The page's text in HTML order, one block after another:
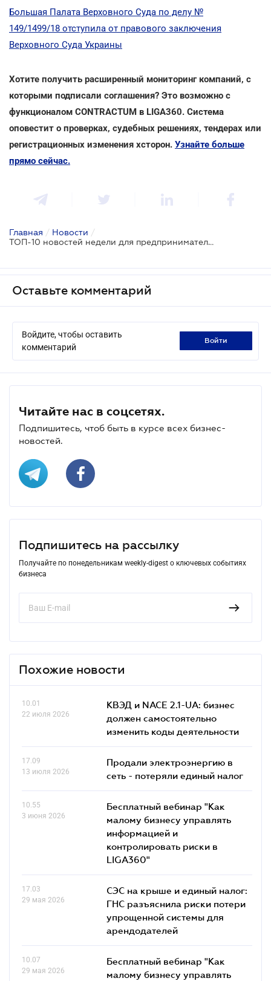
Большая Палата Верховного Суда по делу №
149/1499/18 отступила от правового заключения
Верховного Суда Украины
Хотите получить расширенный мониторинг компаний, с
которыми подписали соглашения? Это возможно с
функционалом CONTRACTUM в LIGA360. Система
оповестит о проверках, судебных решениях, тендерах или
регистрационных изменения хсторон. Узнайте больше
прямо сейчас.
Главная / Новости /
ТОП-10 новостей недели для предпринимателей
Оставьте комментарий
Войдите, чтобы оставить
комментарий
войти
Читайте нас в соцсетях.
Подпишитесь, чтоб быть в курсе всех бизнес-
новостей.
Подпишитесь на рассылку
Получайте по понедельникам weekly-digest о ключевых событиях
бизнеса
Похожие новости
10.01
22 июля 2026
КВЭД и NACE 2.1-UA: бизнес
должен самостоятельно
изменить коды деятельности
17.09
13 июля 2026
Продали электроэнергию в
сеть - потеряли единый налог
10.55
3 июня 2026
Бесплатный вебинар "Как
малому бизнесу управлять
информацией и
контролировать риски в
LIGA360"
17.03
29 мая 2026
СЭС на крыше и единый налог:
ГНС разъяснила риски потери
упрощенной системы для
арендодателей
10.07
29 мая 2026
Бесплатный вебинар "Как
малому бизнесу управлять